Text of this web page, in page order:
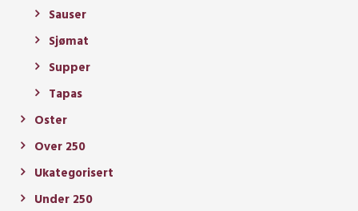
Sauser
Sjømat
Supper
Tapas
Oster
Over 250
Ukategorisert
Under 250